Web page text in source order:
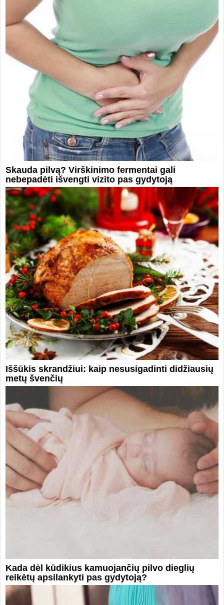
Skauda pilvą? Virškinimo fermentai gali
nebepadėti išvengti vizito pas gydytoją
Iššūkis skrandžiui: kaip nesusigadinti didžiausių
metų švenčių
Kada dėl kūdikius kamuojančių pilvo dieglių
reikėtų apsilankyti pas gydytoją?